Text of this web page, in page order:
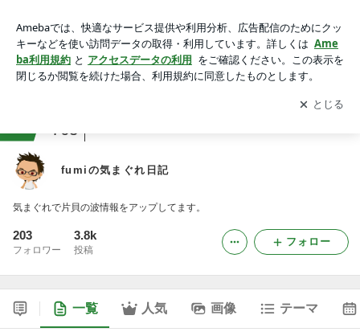
アプリをダウンロードして ブログの更新通知
を受け取りまし
ょう。
開く
763
fumiの気まぐれ日記
気まぐれで片貝の波情報をアップしてます。
203
フォロワー
3.8k
投稿
フォロー
一覧 人気 画像 テーマ